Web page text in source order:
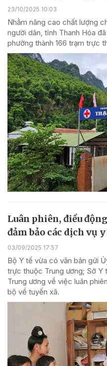
23/10/2025 10:03
Nhằm nâng cao chất lượng
người dân, tỉnh Thanh Hóa
phường thành 166 trạm trực
Luân phiên, điều
đảm bảo các dịch vụ
03/09/2025 17:57
Bộ Y tế vừa có văn bản gửi
trực thuộc Trung ương; Sở Y
Trung ương về việc luân
bộ về tuyến xã.